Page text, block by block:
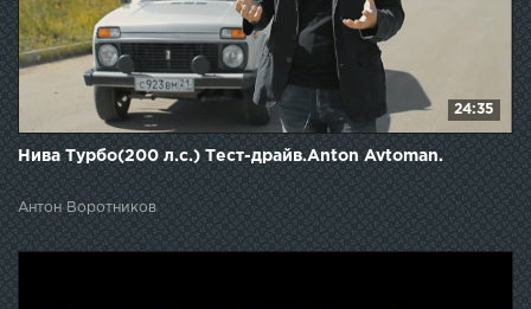
24:35
Нива Турбо(200 л.с.) Тест-драйв.Anton Avtoman.
Антон Воротников